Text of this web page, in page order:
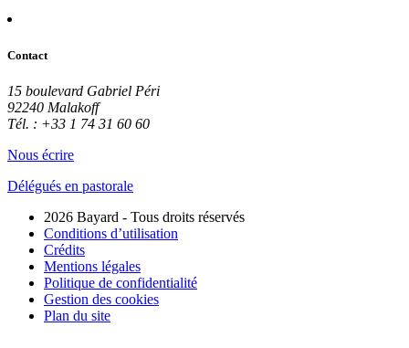
Contact
15 boulevard Gabriel Péri
92240 Malakoff
Tél. : +33 1 74 31 60 60
Nous écrire
Délégués en pastorale
2026 Bayard - Tous droits réservés
Conditions d’utilisation
Crédits
Mentions légales
Politique de confidentialité
Gestion des cookies
Plan du site